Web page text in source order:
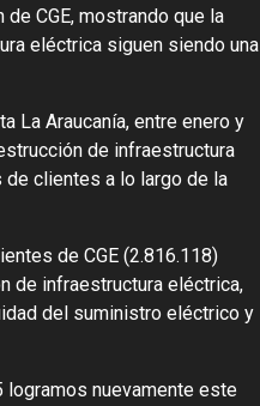
CGE, mostrando que la
eléctrica siguen siendo una
La Araucanía, entre enero y
de infraestructura
clientes a lo largo de la
de CGE (2.816.118)
de infraestructura eléctrica,
del suministro eléctrico y
logramos nuevamente este